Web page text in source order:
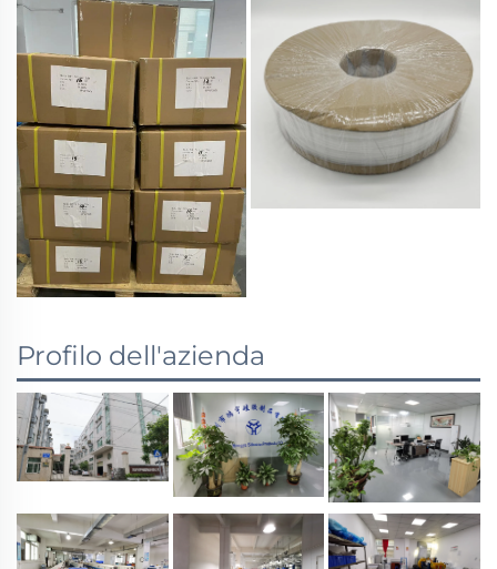
Profilo dell'azienda